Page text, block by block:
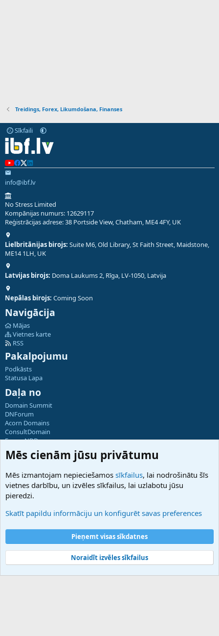
Treidings, Forex, Likumdošana, Finanses
Sīkfaili
info@ibf.lv
No Stress Limited
Kompānijas numurs: 12629117
Reģistrācijas adrese: 38 Portside View, Chatham, ME4 4FY, UK
Lielbritānijas birojs: Suite M6, Old Library, St Faith Street, Maidstone,
ME14 1LH, UK
Latvijas birojs: Doma Laukums 2, Rīga, LV-1050, Latvija
Nepālas birojs: Coming Soon
Navigācija
Mājas
Vietnes karte
RSS
Pakalpojumu
Podkāsts
Statusa Lapa
Daļa no
Domain Summit
DNForum
Acorn Domains
ConsultDomain
ForumNDD
Domainforum.ro
27.be
Hostmaria
Atbalsts
Palīdzība
Noteikumi un nosacījumi
Privātuma politika
Community platform by XenForo® © 2010-2025 XenForo Ltd.
Mēs cienām jūsu privātumu
Mēs izmantojam nepieciešamos sīkfailus, lai nodrošinātu šīs
vietnes darbību, un izvēles sīkfailus, lai uzlabotu jūsu
pieredzi.
Skatīt papildu informāciju un konfigurēt savas preferences
Pieņemt visas sīkdatnes
Noraidīt izvēles sīkfailus